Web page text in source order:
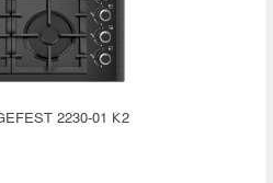
2230-01 К2